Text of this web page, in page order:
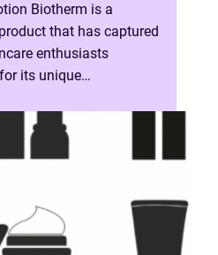
Biotherm is a
that has captured
enthusiasts
its unique